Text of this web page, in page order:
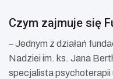
Czym zajmuje się
– Jednym z działań
Nadziei im. ks. Jana
specjalista psychoterapii